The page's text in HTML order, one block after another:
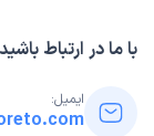
زمان انتظار:
با ما در ارتباط باشید
ایمیل: